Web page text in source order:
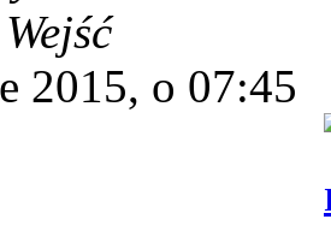
Wejść
2015, o 07:45